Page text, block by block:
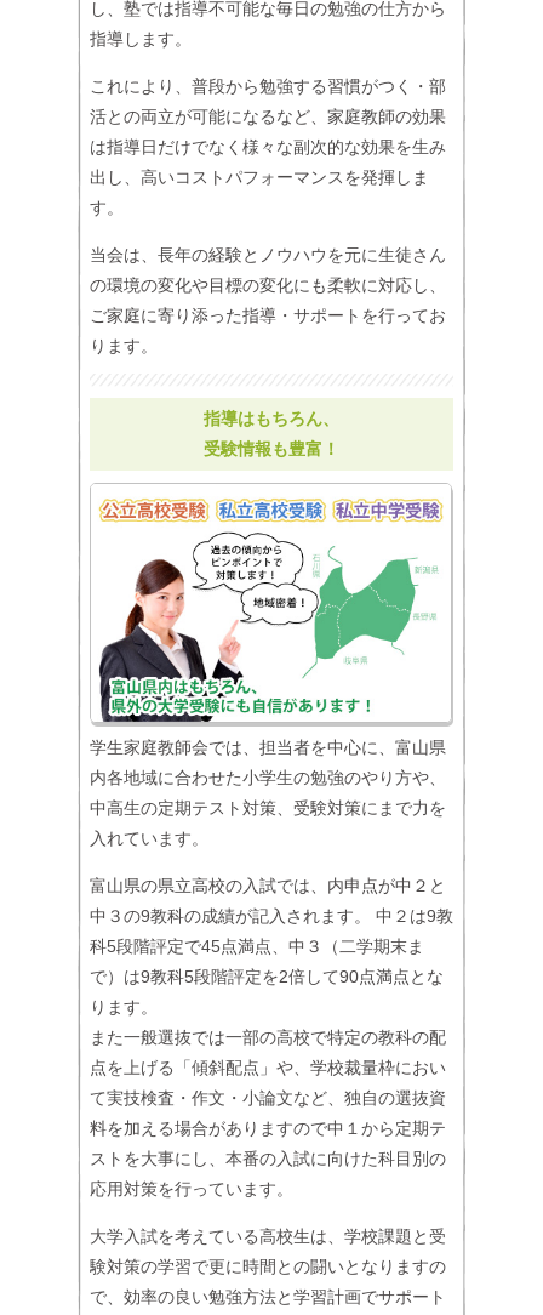
し、塾では指導不可能な毎日の勉強の仕方から
指導します。
これにより、普段から勉強する習慣がつく・部
活との両立が可能になるなど、家庭教師の効果
は指導日だけでなく様々な副次的な効果を生み
出し、高いコストパフォーマンスを発揮しま
す。
当会は、長年の経験とノウハウを元に生徒さん
の環境の変化や目標の変化にも柔軟に対応し、
ご家庭に寄り添った指導・サポートを行ってお
ります。
指導はもちろん、
受験情報も豊富！
学生家庭教師会では、担当者を中心に、富山県
内各地域に合わせた小学生の勉強のやり方や、
中高生の定期テスト対策、受験対策にまで力を
入れています。
富山県の県立高校の入試では、内申点が中２と
中３の9教科の成績が記入されます。 中２は9教
科5段階評定で45点満点、中３（二学期末ま
で）は9教科5段階評定を2倍して90点満点とな
ります。
また一般選抜では一部の高校で特定の教科の配
点を上げる「傾斜配点」や、学校裁量枠におい
て実技検査・作文・小論文など、独自の選抜資
料を加える場合がありますので中１から定期テ
ストを大事にし、本番の入試に向けた科目別の
応用対策を行っています。
大学入試を考えている高校生は、学校課題と受
験対策の学習で更に時間との闘いとなりますの
で、効率の良い勉強方法と学習計画でサポート